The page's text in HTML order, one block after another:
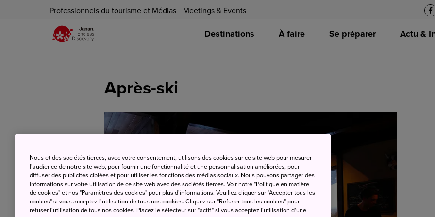
Professionnels du tourisme et Médias Meetings & Events
Destinations À faire Se préparer Actu &
Après-ski
Nous et des sociétés tierces, avec votre consentement, utilisons des cookies sur ce site web pour mesurer
l'audience de notre site web, pour fournir une fonctionnalité et une personnalisation améliorées, pour
diffuser des publicités ciblées et pour utiliser les fonctions des médias sociaux. Nous pouvons partager des
informations sur votre utilisation de ce site web avec des sociétés tierces. Voir notre "Politique en matière
de cookies" et nos "Paramètres des cookies" pour plus d'informations. Veuillez cliquer sur "Accepter tous les
cookies" si vous acceptez l'utilisation de tous nos cookies. Cliquez sur "Refuser tous les cookies" pour
refuser l'utilisation de tous nos cookies. Placez le sélecteur sur "actif" si vous acceptez l'utilisation d'une